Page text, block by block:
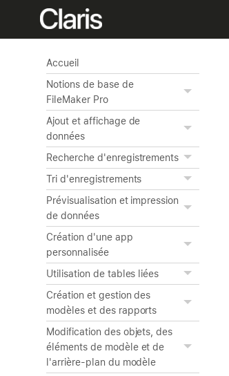
Accueil
Notions de base de
FileMaker Pro
Ajout et affichage de
données
Recherche d'enregistrements
Tri d'enregistrements
Prévisualisation et impression
de données
Création d'une app
personnalisée
Utilisation de tables liées
Création et gestion des
modèles et des rapports
Modification des objets, des
éléments de modèle et de
l'arrière-plan du modèle